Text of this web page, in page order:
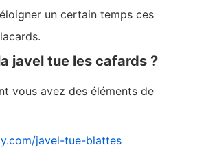
un certain temps ces
javel tue les cafards ?
vous avez des éléments de
javel-tue-blattes